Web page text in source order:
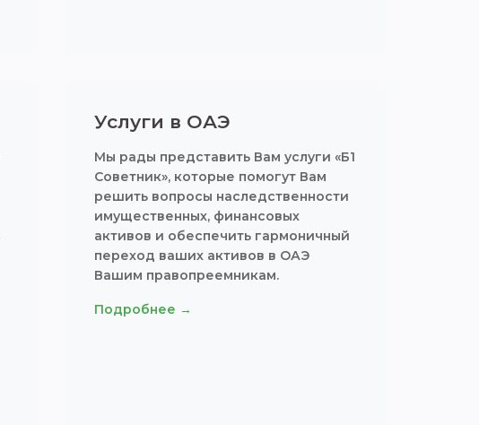
Услуги в ОАЭ
Мы рады представить Вам услуги «Б1
Советник», которые помогут Вам
решить вопросы наследственности
имущественных, финансовых
активов и обеспечить гармоничный
переход ваших активов в ОАЭ
Вашим правопреемникам.
Подробнее →